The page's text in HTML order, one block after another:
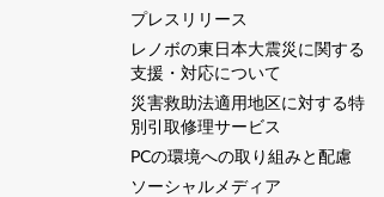
プレスリリース
レノボの東日本大震災に関する
支援・対応について
災害救助法適用地区に対する特
別引取修理サービス
PCの環境への取り組みと配慮
ソーシャルメディア